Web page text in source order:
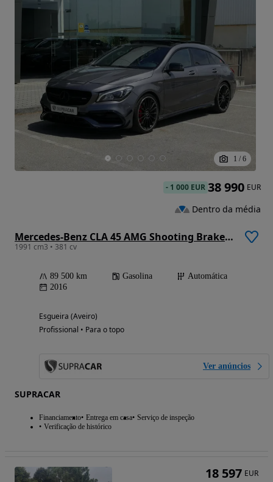
1 / 6
Mercedes-Benz CLA 45 AMG Shooting Brake 4-Matic
1991 cm3 • 381 cv
89 500 km Gasolina
Automática
2016
Esgueira (Aveiro)
Profissional • Para o topo
Ver anúncios
SUPRACAR
Financiamento Entrega em casa Serviço de inspeção
Verificação de histórico
- 1 000 EUR 38 990 EUR
Dentro da média
18 597 EUR